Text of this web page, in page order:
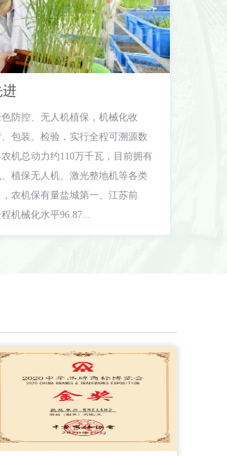
进
防控、无人机植保，机械化收
包装、检验，实行全程可溯源数
机总动力约110万千瓦，目前拥有
植保无人机、激光整地机等各类
农机保有量盐城第一、江苏前
机械化水平96.87...